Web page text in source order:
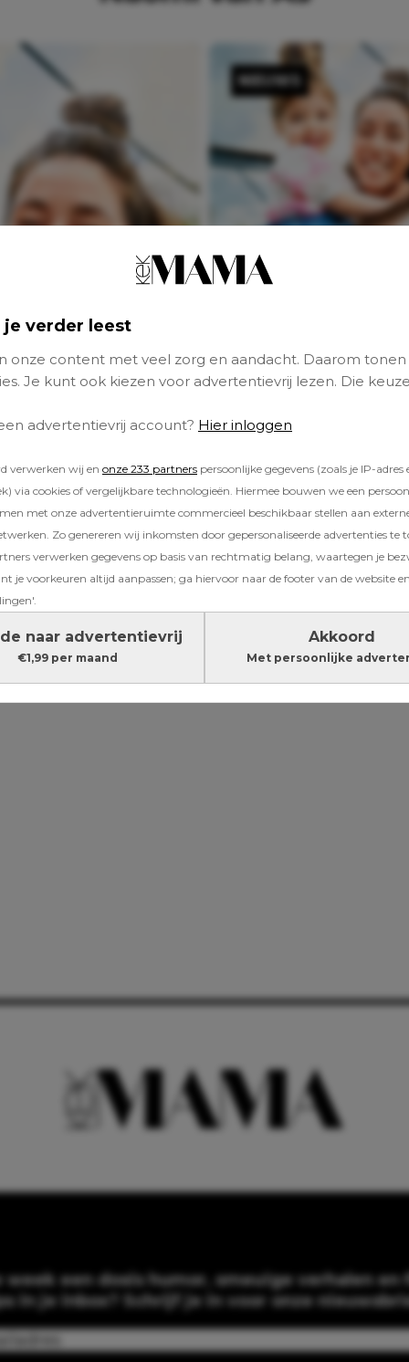
je verder leest
onze content met veel zorg en aandacht. Daarom tonen
Je kunt ook kiezen voor advertentievrij lezen. Die
advertentievrij account? Hier inloggen
verwerken wij en onze 233 partners persoonlijke gegevens (zoals je IP-adres
via cookies of vergelijkbare technologieën. Hiermee bouwen we een
met onze advertentieruimte commercieel beschikbaar stellen aan
Zo genereren wij inkomsten door gepersonaliseerde advertenties te
verwerken gegevens op basis van rechtmatig belang, waartegen je
je voorkeuren altijd aanpassen; ga hiervoor naar de footer van de website
naar advertentievrij
€1,99 per maand
Akkoord
Met persoonlijke
van
in de
NIEUWS
Naomi van As en
way’
week een dosis humor, smeuïge verhalen en
in je inbox? Schrijf je in voor onze
Email(Required)